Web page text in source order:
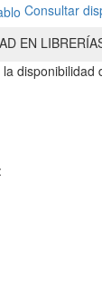
Consultar
EN